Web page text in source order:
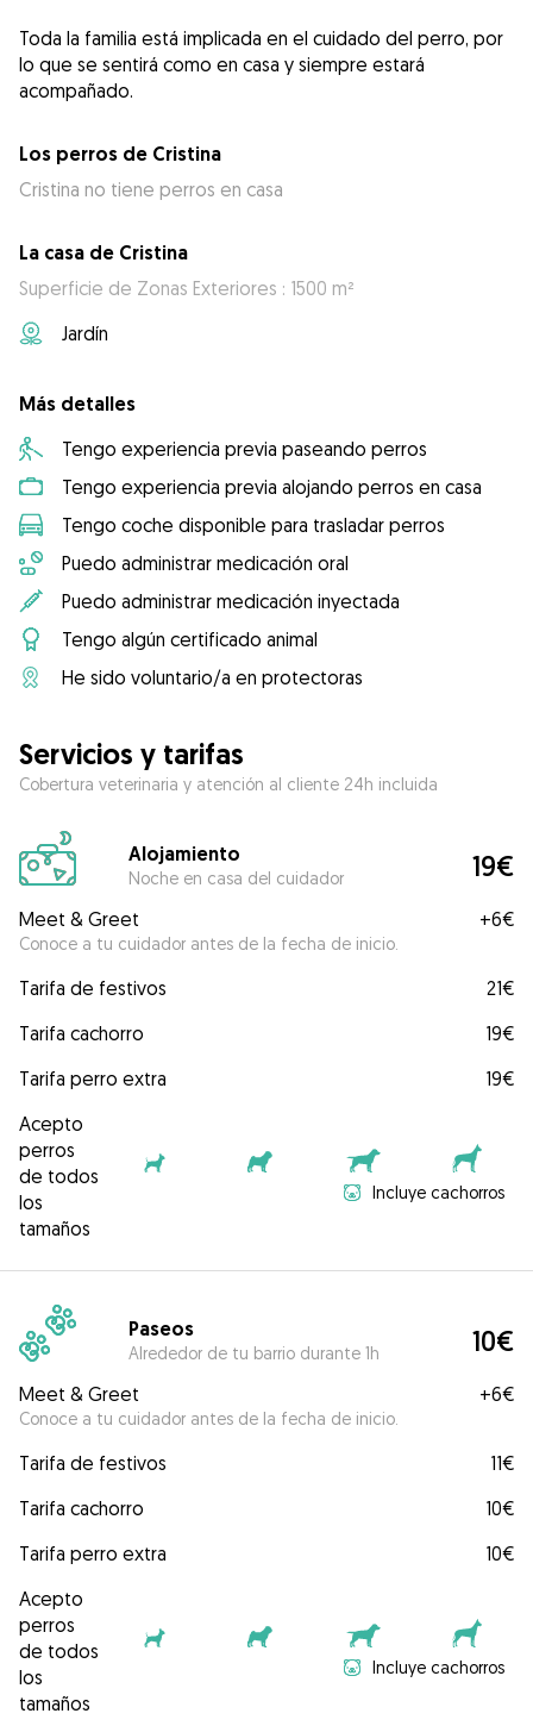
Toda la familia está implicada en el cuidado del perro, por
lo que se sentirá como en casa y siempre estará
acompañado.
Los perros de Cristina
Cristina no tiene perros en casa
La casa de Cristina
Superficie de Zonas Exteriores : 1500 m²
Jardín
Más detalles
Tengo experiencia previa paseando perros
Tengo experiencia previa alojando perros en casa
Tengo coche disponible para trasladar perros
Puedo administrar medicación oral
Puedo administrar medicación inyectada
Tengo algún certificado animal
He sido voluntario/a en protectoras
Servicios y tarifas
Cobertura veterinaria y atención al cliente 24h incluida
Alojamiento
Noche en casa del cuidador 19€
Meet & Greet
Conoce a tu cuidador antes de la fecha de inicio.
+6€
Tarifa de festivos
21€
Tarifa cachorro
19€
Tarifa perro extra
19€
Acepto
perros
de todos
los
tamaños
Incluye cachorros
Paseos
Alrededor de tu barrio durante 1h 10€
Meet & Greet
Conoce a tu cuidador antes de la fecha de inicio.
+6€
Tarifa de festivos
11€
Tarifa cachorro
10€
Tarifa perro extra
10€
Acepto
perros
de todos
los
tamaños
Incluye cachorros